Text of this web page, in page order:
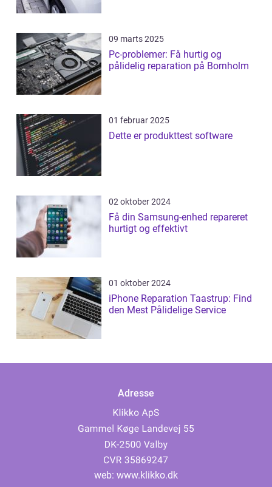
09 marts 2025
Pc-problemer: Få hurtig og
pålidelig reparation på Bornholm
01 februar 2025
Dette er produkttest software
02 oktober 2024
Få din Samsung-enhed repareret
hurtigt og effektivt
01 oktober 2024
iPhone Reparation Taastrup: Find
den Mest Pålidelige Service
Adresse
web: www.klikko.dk